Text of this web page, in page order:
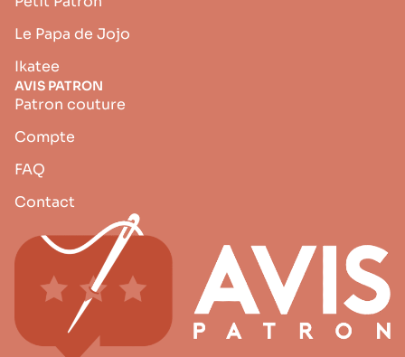
Le Papa de Jojo
Ikatee
AVIS PATRON
Patron couture
Compte
FAQ
Contact